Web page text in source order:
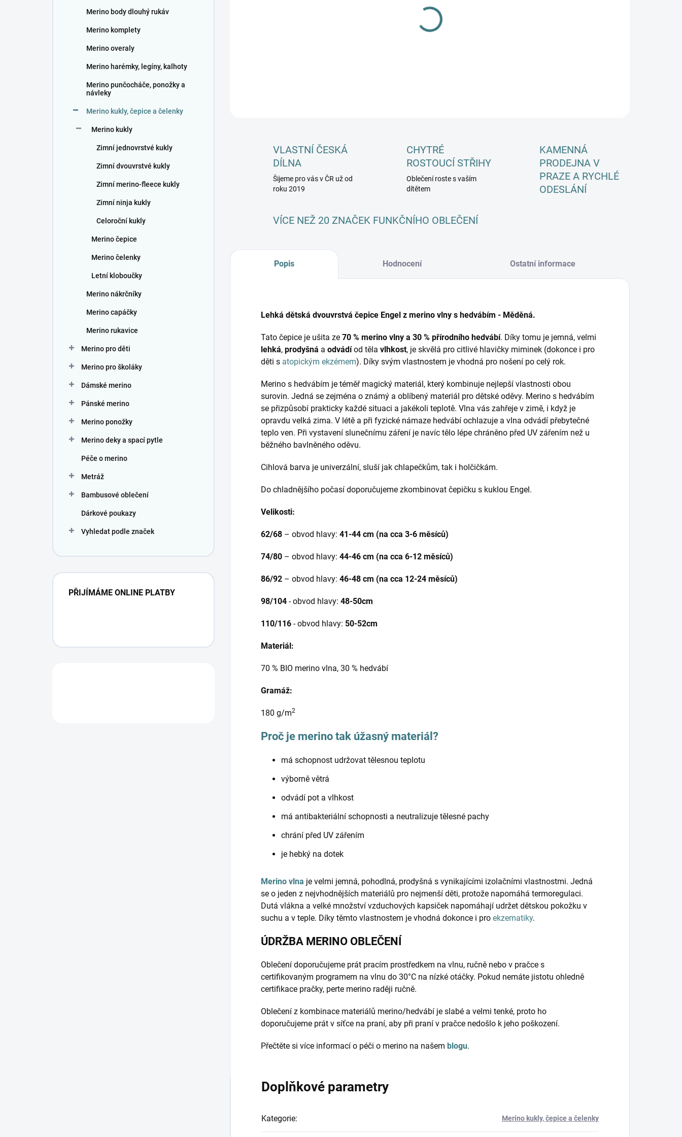
Merino body dlouhý rukáv
Merino komplety
Merino overaly
Merino harémky, legíny, kalhoty
Merino punčocháče, ponožky a
návleky
Merino kukly, čepice a čelenky
Merino kukly
Zimní jednovrstvé kukly
Zimní dvouvrstvé kukly
Zimní merino-fleece kukly
Zimní ninja kukly
Celoroční kukly
Merino čepice
Merino čelenky
Letní kloboučky
Merino nákrčníky
Merino capáčky
Merino rukavice
Merino pro děti
Merino pro školáky
Dámské merino
Pánské merino
Merino ponožky
Merino deky a spací pytle
Péče o merino
Metráž
Bambusové oblečení
Dárkové poukazy
Vyhledat podle značek
PŘIJÍMÁME ONLINE PLATBY
MŮŽEME DORUČIT DO:
VLASTNÍ ČESKÁ
DÍLNA
Šijeme pro vás v ČR už od
roku 2019
CHYTRÉ
ROSTOUCÍ STŘIHY
Oblečení roste s vaším
dítětem
KAMENNÁ
PRODEJNA V
PRAZE A RYCHLÉ
ODESLÁNÍ
VÍCE NEŽ 20 ZNAČEK FUNKČNÍHO OBLEČENÍ
Popis Hodnocení Ostatní informace
Lehká dětská dvouvrstvá čepice Engel z merino vlny s hedvábím - Měděná.
Tato čepice je ušita ze 70 % merino vlny a 30 % přírodního hedvábí. Díky tomu je jemná, velmi
lehká, prodyšná a odvádíod těla vlhkost, je skvělá pro citlivé hlavičky miminek (dokonce i pro
děti s atopickým ekzémem). Díky svým vlastnostem je vhodná pro nošení po celý rok.
Merino s hedvábím je téměř magický materiál, který kombinuje nejlepší vlastnosti obou
surovin. Jedná se zejména o známý a oblíbený materiál pro dětské oděvy. Merino s hedvábím
se přizpůsobí prakticky každé situaci a jakékoli teplotě. Vlna vás zahřeje v zimě, i když je
opravdu velká zima. V létě a při fyzické námaze hedvábí ochlazuje a vlna odvádí přebytečné
teplo ven. Při vystavení slunečnímu záření je navíc tělo lépe chráněno před UV zářením než u
běžného bavlněného oděvu.
Cihlová barva je univerzální, sluší jak chlapečkům, tak i holčičkám.
Do chladnějšího počasí doporučujeme zkombinovat čepičku s kuklou Engel.
Velikosti:
62/68 – obvod hlavy: 41-44 cm (na cca 3-6 měsíců)
74/80 – obvod hlavy: 44-46 cm (na cca 6-12 měsíců)
86/92 – obvod hlavy: 46-48 cm (na cca 12-24 měsíců)
98/104 - obvod hlavy: 48-50cm
110/116 - obvod hlavy: 50-52cm
Materiál:
70 % BIO merino vlna, 30 % hedvábí
Gramáž:
180 g/m2
Proč je merino tak úžasný materiál?
má schopnost udržovat tělesnou teplotu
výborně větrá
odvádí pot a vlhkost
má antibakteriální schopnosti a neutralizuje tělesné pachy
chrání před UV zářením
je hebký na dotek
Merino vlna je velmi jemná, pohodlná, prodyšná s vynikajícími izolačními vlastnostmi. Jedná
se o jeden z nejvhodnějších materiálů pro nejmenší děti, protože napomáhá termoregulaci.
Dutá vlákna a velké množství vzduchových kapsiček napomáhají udržet dětskou pokožku v
suchu a v teple. Díky těmto vlastnostem je vhodná dokonce i pro ekzematiky.
ÚDRŽBA MERINO OBLEČENÍ
Oblečení doporučujeme prát pracím prostředkem na vlnu, ručně nebo v pračce s
certifikovaným programem na vlnu do 30°C na nízké otáčky. Pokud nemáte jistotu ohledně
certifikace pračky, perte merino raději ručně.
Oblečení z kombinace materiálů merino/hedvábí je slabé a velmi tenké, proto ho
doporučujeme prát v síťce na praní, aby při praní v pračce nedošlo k jeho poškození.
Přečtěte si více informací o péči o merino na našem blogu.
Doplňkové parametry
Kategorie: Merino kukly, čepice a čelenky